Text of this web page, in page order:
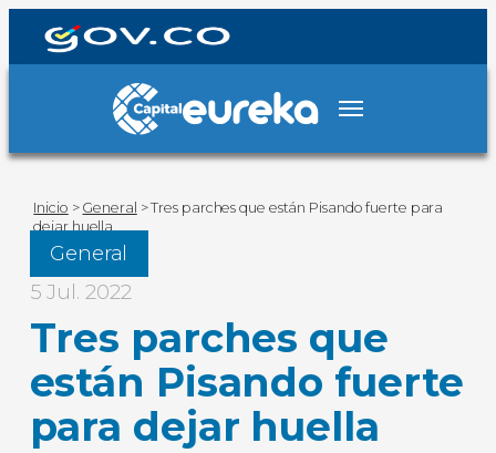
Inicio > General >Tres parches que están Pisando fuerte para
dejar huella
General
5 Jul. 2022
Tres parches que
están Pisando fuerte
para dejar huella